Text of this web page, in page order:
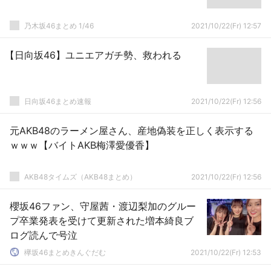
乃木坂46まとめ 1/46 2021/10/22(Fr) 12:57
【日向坂46】ユニエアガチ勢、救われる
日向坂46まとめ速報 2021/10/22(Fr) 12:56
元AKB48のラーメン屋さん、産地偽装を正しく表示する
ｗｗｗ【バイトAKB梅澤愛優香】
AKB48タイムズ（AKB48まとめ） 2021/10/22(Fr) 12:56
櫻坂46ファン、守屋茜・渡辺梨加のグルー
プ卒業発表を受けて更新された増本綺良ブ
ログ読んで号泣
欅坂46まとめきんぐだむ 2021/10/22(Fr) 12:53